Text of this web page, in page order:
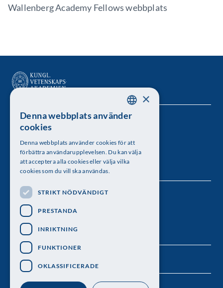
Wallenberg Academy Fellows webbplats
Kungl. Vetenskapsakademien
Besöksadress: Lilla Frescativägen 4A
Telefon: 08-673 95 00
Följ oss
SWEDISH
×
Denna webbplats använder
cookies
Denna webbplats använder cookies för att
förbättra användarupplevelsen. Du kan välja
att acceptera alla cookies eller välja vilka
cookies som du vill ska användas.
STRIKT NÖDVÄNDIGT
PRESTANDA
INRIKTNING
FUNKTIONER
OKLASSIFICERADE